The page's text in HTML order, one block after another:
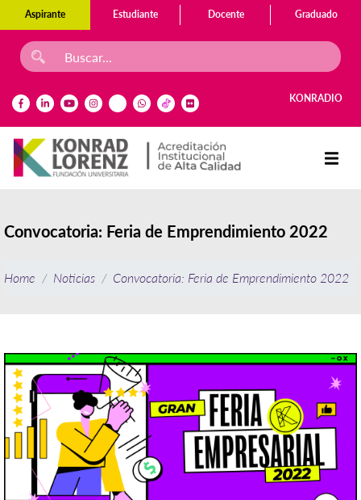
Aspirante Estudiante Docente Graduado
KONRADIO
Convocatoria: Feria de Emprendimiento 2022
Home Noticias Convocatoria: Feria de Emprendimiento 2022